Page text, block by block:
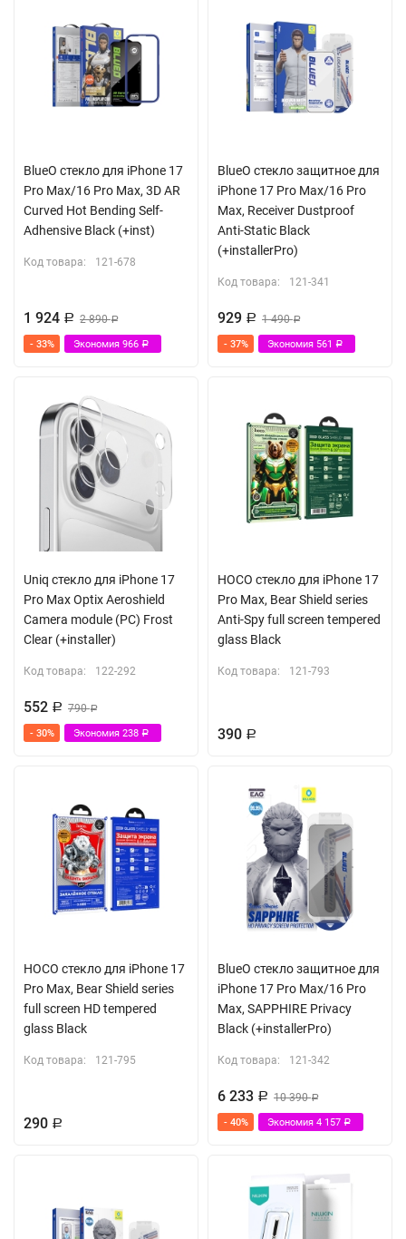
Фильтр Anti-Dust для защиты динамика от запыления
Антистатическая технология DustRepel ™
В комплекте инсталлер для легкой установки
BlueO стекло для iPhone 17
Pro Max/16 Pro Max, 3D AR
Curved Hot Bending Self-
Adhensive Black (+inst)
Код товара: 121-678
1 924 Р 2 890Р
- 33% Экономия 966 Р
BlueO стекло защитное для
iPhone 17 Pro Max/16 Pro
Max, Receiver Dustproof
Anti-Static Black
(+installerPro)
Код товара: 121-341
929 Р 1 490Р
- 37% Экономия 561 Р
Uniq стекло для iPhone 17
Pro Max Optix Aeroshield
Camera module (PC) Frost
Clear (+installer)
Код товара: 122-292
552 Р 790Р
- 30% Экономия 238 Р
HOCO стекло для iPhone 17
Pro Max, Bear Shield series
Anti-Spy full screen tempered
glass Black
Код товара: 121-793
390 Р
HOCO стекло для iPhone 17
Pro Max, Bear Shield series
full screen HD tempered
glass Black
Код товара: 121-795
290 Р
BlueO стекло защитное для
iPhone 17 Pro Max/16 Pro
Max, SAPPHIRE Privacy
Black (+installerPro)
Код товара: 121-342
6 233 Р 10 390Р
- 40% Экономия 4 157 Р